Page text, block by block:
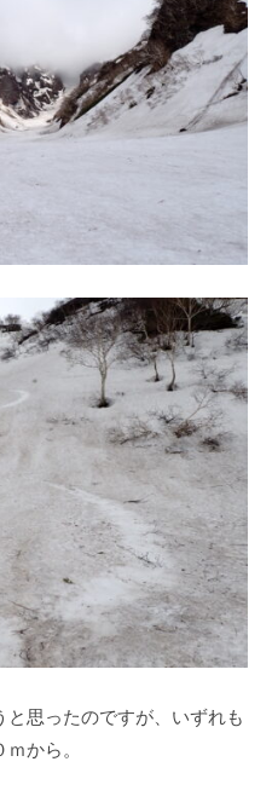
思ったのですが、いずれも
から。